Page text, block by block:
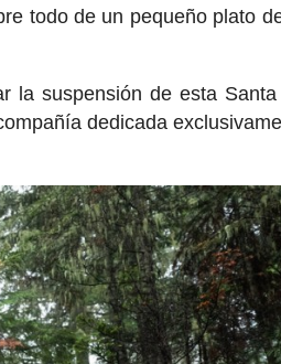
todo de un pequeño plato
la suspensión de esta Santa
dedicada